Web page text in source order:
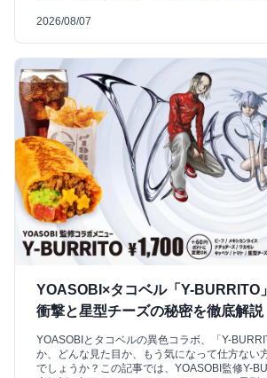
2026/08/07
YOASOBI×タコベル「Y-BURRITO
衝撃と星型チーズの秘密を徹底解説
YOASOBIとタコベルの異色コラボ、「Y-
か、どんな見た目か、もう気になって仕方ない
でしょうか？この記事では、YOASOBI監修Y-